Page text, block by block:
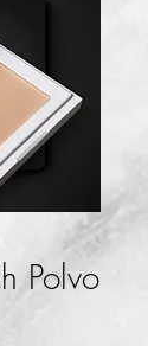
Polvo